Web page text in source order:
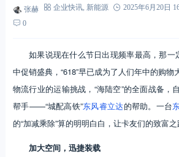
张赫 企业快讯, 新能源 2025年6月20日
0
如果说现在什么节日出现频率最高，那一
中促销盛典，“618”早已成为了人们年中的购
物流行业的运输挑战，“海陆空”的全面战备，
帮手——“城配高铁”东风睿立达的帮助。一台
的“加减乘除”算的明明白白，让卡友们的致富之
加大空间，迅捷装载